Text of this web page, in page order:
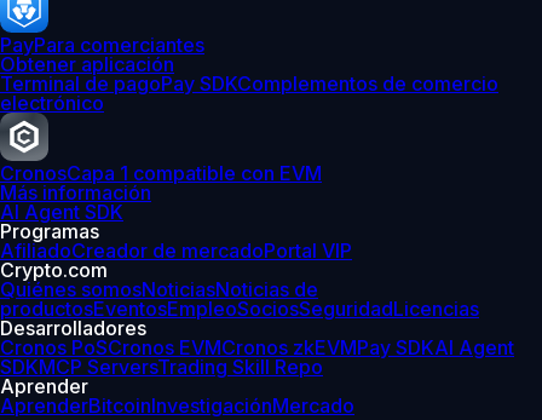
PayPara comerciantes
Obtener aplicación
Terminal de pagoPay SDKComplementos de comercio
electrónico
CronosCapa 1 compatible con EVM
Más información
AI Agent SDK
Programas
AfiliadoCreador de mercadoPortal VIP
Crypto.com
Quiénes somosNoticiasNoticias de
productosEventosEmpleoSociosSeguridadLicencias
Desarrolladores
Cronos PoSCronos EVMCronos zkEVMPay SDKAI Agent
SDKMCP ServersTrading Skill Repo
Aprender
AprenderBitcoinInvestigaciónMercado